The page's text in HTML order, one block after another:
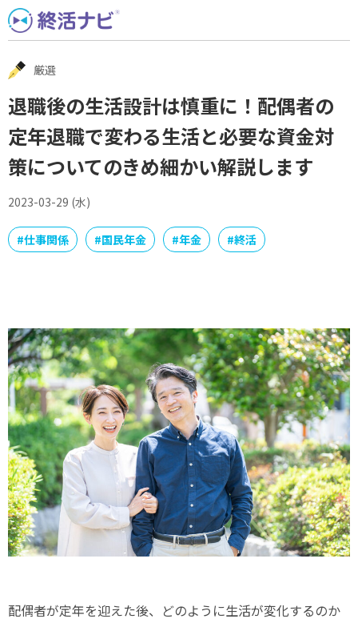
Skip
to
content
厳選
退職後の生活設計は慎重に！配偶者の
定年退職で変わる生活と必要な資金対
策についてのきめ細かい解説します
2023-03-29 (水)
#仕事関係 #国民年金 #年金 #終活
配偶者が定年を迎えた後、どのように生活が変化するのか